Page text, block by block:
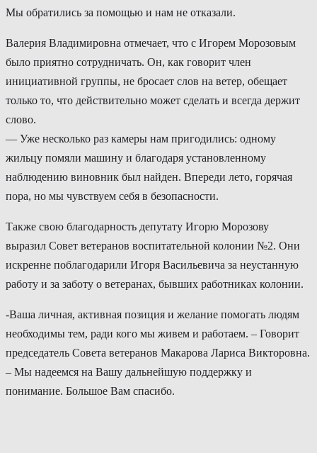
Мы обратились за помощью и нам не отказали.
Валерия Владимировна отмечает, что с Игорем Морозовым
было приятно сотрудничать. Он, как говорит член
инициативной группы, не бросает слов на ветер, обещает
только то, что действительно может сделать и всегда держит
слово.
— Уже несколько раз камеры нам пригодились: одному
жильцу помяли машину и благодаря установленному
наблюдению виновник был найден. Впереди лето, горячая
пора, но мы чувствуем себя в безопасности.
Также свою благодарность депутату Игорю Морозову
выразил Совет ветеранов воспитательной колонии №2. Они
искренне поблагодарили Игоря Васильевича за неустанную
работу и за заботу о ветеранах, бывших работниках колонии.
-Ваша личная, активная позиция и желание помогать людям
необходимы тем, ради кого мы живем и работаем. – Говорит
председатель Совета ветеранов Макарова Лариса Викторовна.
– Мы надеемся на Вашу дальнейшую поддержку и
понимание. Большое Вам спасибо.